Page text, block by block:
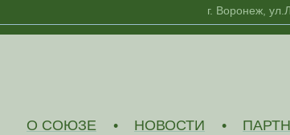
г. Воронеж,
О СОЮЗЕ • НОВОСТИ •